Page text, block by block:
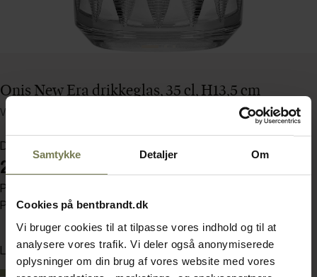
Samtykke Detaljer Om
Cookies på bentbrandt.dk
Vi bruger cookies til at tilpasse vores indhold og til at
analysere vores trafik. Vi deler også anonymiserede
oplysninger om din brug af vores website med vores
Onis New Era drikkeglas, 35 cl, H13,5 cm
Varenummer: 19130836
Din pris (ekskl. moms)
29,50 kr./stk.
Pakker af 12 stk.
Pris pr. pakke 354,00 kr. (ekskl. moms)
Læg i kurv